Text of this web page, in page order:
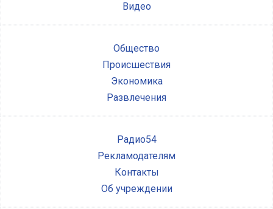
Видео
Общество
Происшествия
Экономика
Развлечения
Радио54
Рекламодателям
Контакты
Об учреждении